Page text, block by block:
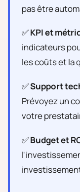
pas être
✅KPI et
indicateurs
les coûts et la
✅Support
Prévoyez un
votre
✅Budget et